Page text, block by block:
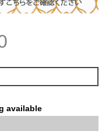
available